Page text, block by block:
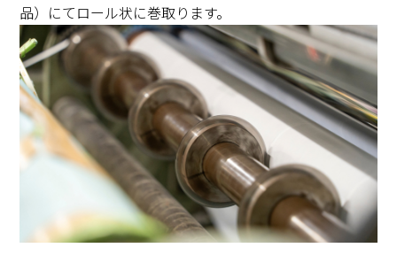
品）にてロール状に巻取ります。